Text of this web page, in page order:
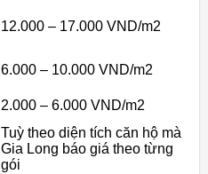
12.000 – 17.000 VND/m2
6.000 – 10.000 VND/m2
2.000 – 6.000 VND/m2
Tuỳ theo diện tích căn hộ mà
Gia Long báo giá theo từng
gói